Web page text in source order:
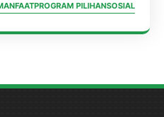
PROGRAM PILIHANSOSIAL